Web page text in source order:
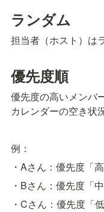
ランダム
担当者（ホスト）は
優先度順
優先度の高いメンバ
カレンダーの空き状
例：
・Aさん：優先度「高
・Bさん：優先度「中
・Cさん：優先度「低